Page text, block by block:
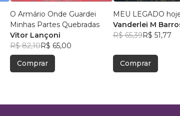
O Armário Onde Guardei
Minhas Partes Quebradas
Vitor Lançoni
R$ 82,10R$ 65,00
Comprar
MEU LEGADO
Vanderlei M
R$ 65,39R$ 51,77
Comprar